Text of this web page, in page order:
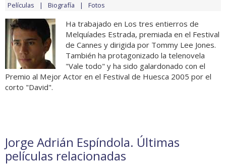
Películas Biografía Fotos
Ha trabajado en Los tres entierros de
Melquíades Estrada, premiada en el Festival
de Cannes y dirigida por Tommy Lee Jones.
También ha protagonizado la telenovela
"Vale todo" y ha sido galardonado con el
Premio al Mejor Actor en el Festival de Huesca 2005 por el
corto "David".
Jorge Adrián Espíndola. Últimas
películas relacionadas